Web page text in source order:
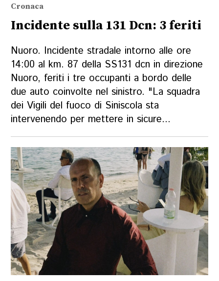
Cronaca
Incidente sulla 131 Dcn: 3 feriti
Nuoro. Incidente stradale intorno alle ore
14:00 al km. 87 della SS131 dcn in direzione
Nuoro, feriti i tre occupanti a bordo delle
due auto coinvolte nel sinistro. "La squadra
dei Vigili del fuoco di Siniscola sta
intervenendo per mettere in sicure...